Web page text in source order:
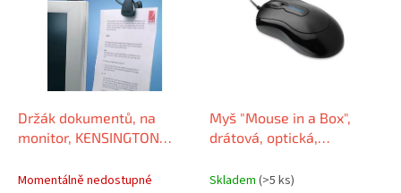
Držák dokumentů, na
monitor, KENSINGTON
Momentálně nedostupné
Myš "Mouse in a Box",
drátová, optická,
KENSINGTON
Skladem (>5 ks)